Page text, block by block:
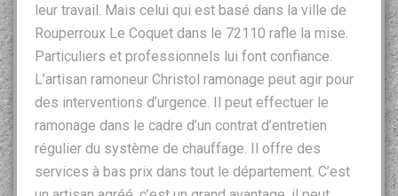
leur travail. Mais celui qui est basé dans la ville de
Rouperroux Le Coquet dans le 72110 rafle la mise.
Particuliers et professionnels lui font confiance.
L’artisan ramoneur Christol ramonage peut agir pour
des interventions d’urgence. Il peut effectuer le
ramonage dans le cadre d’un contrat d’entretien
régulier du système de chauffage. Il offre des
services à bas prix dans tout le département. C’est